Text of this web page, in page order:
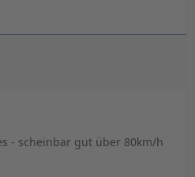
- scheinbar gut über 80km/h